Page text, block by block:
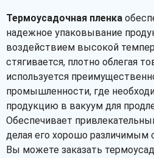
Термоусадочная пленка
надежное упаковывание
воздействием высокой
стягивается, плотно облегая
используется
промышленности, где
продукцию в вакуум для
Обеспечивает
делая его хорошо различимым
Вы можете заказать